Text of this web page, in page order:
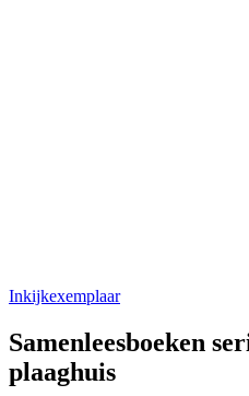
Inkijkexemplaar
Samenleesboeken
plaaghuis